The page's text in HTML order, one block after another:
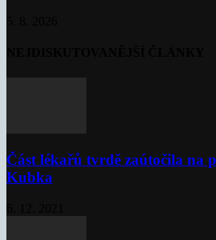
Část lékařů tvrdě zaútočila na
Kubka